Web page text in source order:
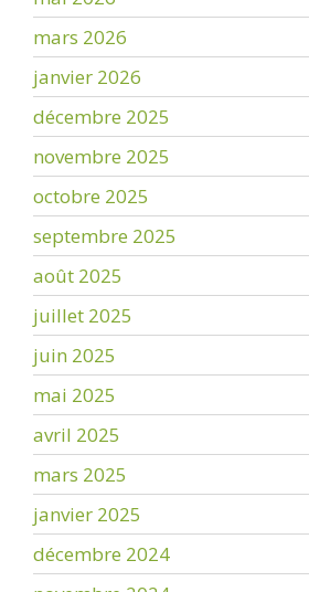
mars 2026
janvier 2026
décembre 2025
novembre 2025
octobre 2025
septembre 2025
août 2025
juillet 2025
juin 2025
mai 2025
avril 2025
mars 2025
janvier 2025
décembre 2024